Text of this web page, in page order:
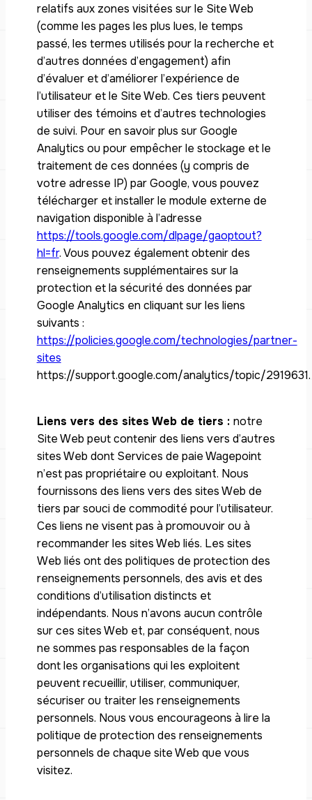
relatifs aux zones visitées sur le Site Web
(comme les pages les plus lues, le temps
passé, les termes utilisés pour la recherche et
d’autres données d’engagement) afin
d’évaluer et d’améliorer l’expérience de
l’utilisateur et le Site Web. Ces tiers peuvent
utiliser des témoins et d’autres technologies
de suivi. Pour en savoir plus sur Google
Analytics ou pour empêcher le stockage et le
traitement de ces données (y compris de
votre adresse IP) par Google, vous pouvez
télécharger et installer le module externe de
navigation disponible à l’adresse
https://tools.google.com/dlpage/gaoptout?
hl=fr. Vous pouvez également obtenir des
renseignements supplémentaires sur la
protection et la sécurité des données par
Google Analytics en cliquant sur les liens
suivants :
https://policies.google.com/technologies/partner-
sites
https://support.google.com/analytics/topic/2919631.
Liens vers des sites Web de tiers : notre
Site Web peut contenir des liens vers d’autres
sites Web dont Services de paie Wagepoint
n’est pas propriétaire ou exploitant. Nous
fournissons des liens vers des sites Web de
tiers par souci de commodité pour l’utilisateur.
Ces liens ne visent pas à promouvoir ou à
recommander les sites Web liés. Les sites
Web liés ont des politiques de protection des
renseignements personnels, des avis et des
conditions d’utilisation distincts et
indépendants. Nous n’avons aucun contrôle
sur ces sites Web et, par conséquent, nous
ne sommes pas responsables de la façon
dont les organisations qui les exploitent
peuvent recueillir, utiliser, communiquer,
sécuriser ou traiter les renseignements
personnels. Nous vous encourageons à lire la
politique de protection des renseignements
personnels de chaque site Web que vous
visitez.